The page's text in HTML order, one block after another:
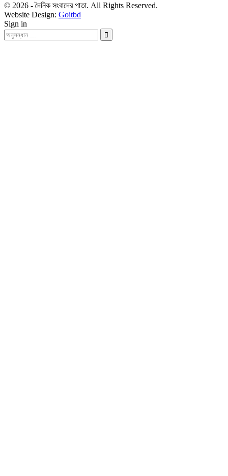
© 2026 - দৈনিক সংবাদের পাতা. All Rights Reserved.
Website Design: Goitbd
Sign in